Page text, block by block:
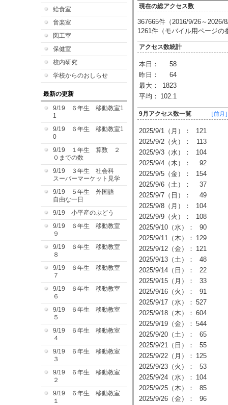
給食室
音楽室
図工室
保健室
校内研究
学校からのおしらせ
最新の更新
9/19 ６年生 移動教室1
1
9/19 ６年生 移動教室1
0
9/19 １年生 算数 ２
０までの数
9/19 ３年生 社会科
スーパーマーケット見学
9/19 ５年生 外国語
自由な一日
9/19 小平産のぶどう
9/19 ６年生 移動教室
９
9/19 ６年生 移動教室
８
9/19 ６年生 移動教室
７
9/19 ６年生 移動教室
６
9/19 ６年生 移動教室
５
9/19 ６年生 移動教室
４
9/19 ６年生 移動教室
３
9/19 ６年生 移動教室
２
9/19 ６年生 移動教室
１
現在の総アクセス数
367665件（2016/9/26～2026/
1261件（モバイル用ページの
アクセス数統計
本日：
58
昨日：
64
最大：
1823
平均： 102.1
9月アクセス数一覧 ［前月
2025/9/1（月）：
121
2025/9/2（火）：
113
2025/9/3（水）：
104
2025/9/4（木）：
92
2025/9/5（金）：
154
2025/9/6（土）：
37
2025/9/7（日）：
49
2025/9/8（月）：
104
2025/9/9（火）：
108
2025/9/10（水）：
90
2025/9/11（木）： 129
2025/9/12（金）： 121
2025/9/13（土）：
48
2025/9/14（日）：
22
2025/9/15（月）：
33
2025/9/16（火）：
91
2025/9/17（水）： 527
2025/9/18（木）： 604
2025/9/19（金）： 544
2025/9/20（土）：
65
2025/9/21（日）：
55
2025/9/22（月）： 125
2025/9/23（火）：
53
2025/9/24（水）： 104
2025/9/25（木）：
85
2025/9/26（金）：
96